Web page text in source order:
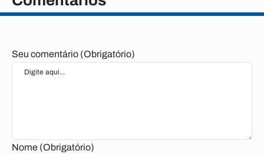
Seu comentário (Obrigatório)
Nome (Obrigatório)